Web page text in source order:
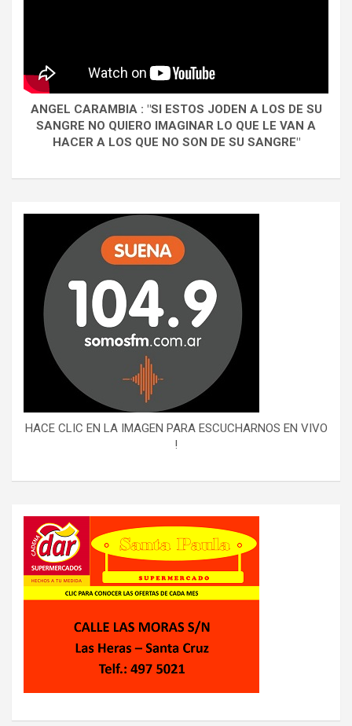
ANGEL CARAMBIA : "SI ESTOS JODEN A LOS DE SU
SANGRE NO QUIERO IMAGINAR LO QUE LE VAN A
HACER A LOS QUE NO SON DE SU SANGRE"
HACE CLIC EN LA IMAGEN PARA ESCUCHARNOS EN VIVO
!